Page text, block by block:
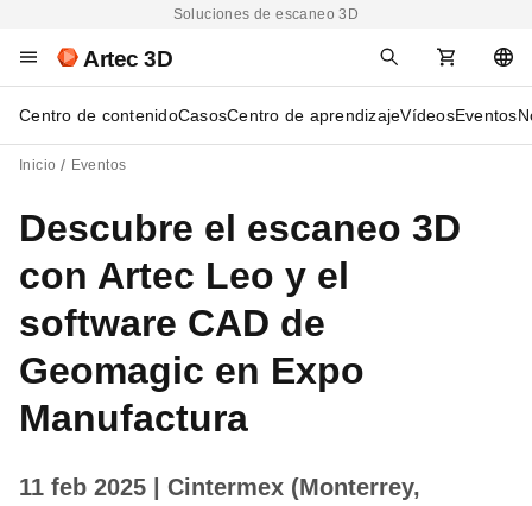
Soluciones de escaneo 3D
Artec 3D
Centro de contenidoCasosCentro de aprendizajeVídeosEventos
Inicio Eventos
Descubre el escaneo 3D
con Artec Leo y el
software CAD de
Geomagic en Expo
Manufactura
11 feb 2025
| Cintermex (Monterrey,